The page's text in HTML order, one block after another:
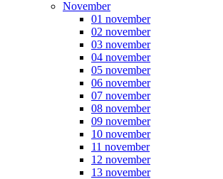
November
01 november
02 november
03 november
04 november
05 november
06 november
07 november
08 november
09 november
10 november
11 november
12 november
13 november